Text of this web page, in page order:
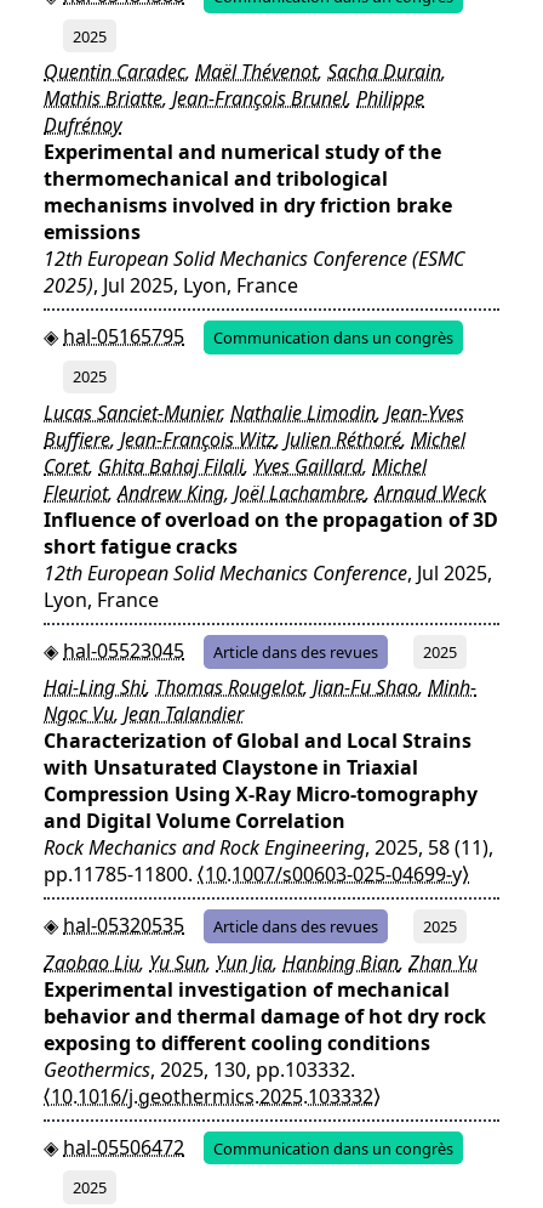
2025
Quentin Caradec, Maël Thévenot, Sacha Durain,
Mathis Briatte, Jean-François Brunel, Philippe
Dufrénoy
Experimental and numerical study of the
thermomechanical and tribological
mechanisms involved in dry friction brake
emissions
12th European Solid Mechanics Conference (ESMC
2025), Jul 2025, Lyon, France
hal-05165795
Communication dans un congrès
2025
Lucas Sanciet-Munier, Nathalie Limodin, Jean-Yves
Buffiere, Jean-François Witz, Julien Réthoré, Michel
Coret, Ghita Bahaj Filali, Yves Gaillard, Michel
Fleuriot,Andrew King, Joël Lachambre,Arnaud Weck
Influence of overload on the propagation of 3D
short fatigue cracks
12th European Solid Mechanics Conference, Jul 2025,
Lyon, France
hal-05523045
Article dans des revues 2025
Hai-Ling Shi, Thomas Rougelot, Jian-Fu Shao, Minh-
Ngoc Vu, Jean Talandier
Characterization of Global and Local Strains
with Unsaturated Claystone in Triaxial
Compression Using X-Ray Micro-tomography
and Digital Volume Correlation
Rock Mechanics and Rock Engineering, 2025, 58 (11),
pp.11785-11800. ⟨10.1007/s00603-025-04699-y⟩
hal-05320535
Article dans des revues 2025
Zaobao Liu, Yu Sun, Yun Jia, Hanbing Bian, Zhan Yu
Experimental investigation of mechanical
behavior and thermal damage of hot dry rock
exposing to different cooling conditions
Geothermics, 2025, 130, pp.103332.
⟨10.1016/j.geothermics.2025.103332⟩
hal-05506472
Communication dans un congrès
2025